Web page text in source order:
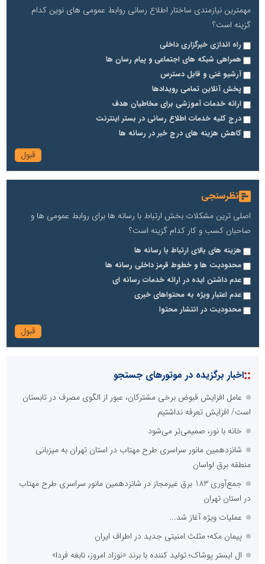
مهمترین نیازمندی ساختار اطلاع رسانی روابط عمومی های نوین کدام
گزینه است؟
راه اندازی خبرگزاری داخلی
همراهی شبکه های اجتماعی و پیام رسان ها
آرشیو غنی و قابل دسترس
پخش آنلاین تمامی رویدادها
ارائه خدمات آموزشی برای مخاطیان هدف
درج کلیه خدمات اطلاع رسانی در بستر اینترنت
کاهش هزینه های درج خبر در رسانه ها
نظرسنجی
اصلی ترین مشکلات بخش ارتباط با رسانه ها برای روابط عمومی ها و
صاحبان کسب و کار کدام گزینه است؟
هزینه های بالای ارتباط با رسانه ها
محدودیت ها و خطوط قرمز داخلی رسانه ها
عدم داشتن ایده در ارائه خدمات رسانه ای
عدم اعتبار ویژه به محتواهای خبری
محدودیت در انتشار محتوا
::اخبار برگزیده در موتورهای جستجو
عامل افزایش قبوض برخی مشترکان، عبور از الگوی مصرف در تابستان
است/ افزایش تعرفه نداشتیم
خانه با نور، صمیمی‌تر می‌شود
شانزدهمین مانور سراسری طرح مهتاب در استان تهران به میزبانی
منطقه برق لواسان
جمع‌آوری 183 برق غیرمجاز در شانزدهمین مانور سراسری طرح مهتاب
در استان تهران
عملیات ویژه آغاز شد...
پیمان مکه؛ مثلث امنیتی جدید در اطراف ایران
ال ایستر پوشاک؛ تولید کننده با برند «نوزاد امروز، نابغه فردا»